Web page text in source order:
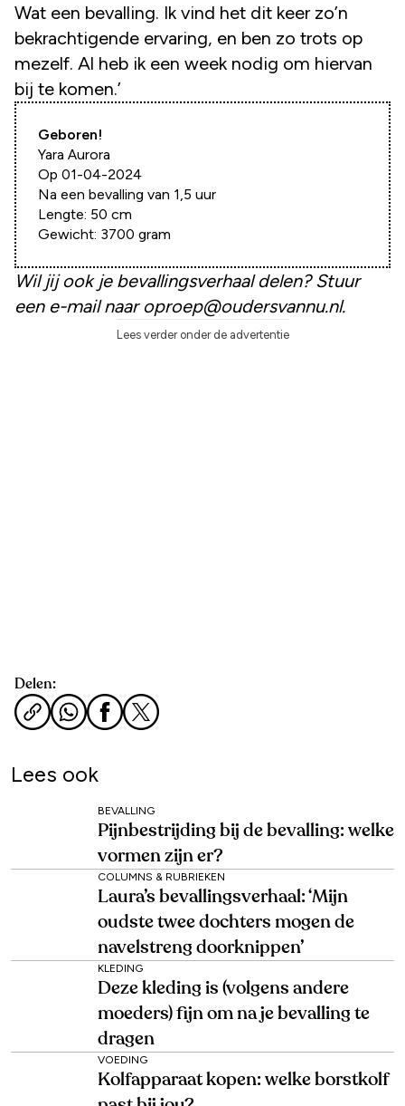
Wat een bevalling. Ik vind het dit keer zo’n
bekrachtigende ervaring, en ben zo trots op
mezelf. Al heb ik een week nodig om hiervan
bij te komen.’
Geboren!
Yara Aurora
Op 01-04-2024
Na een bevalling van 1,5 uur
Lengte: 50 cm
Gewicht: 3700 gram
Wil jij ook je bevallingsverhaal delen? Stuur
een e-mail naar oproep@oudersvannu.nl.
Lees verder onder de advertentie
Delen:
Lees ook
BEVALLING
Pijnbestrijding bij de bevalling: welke
vormen zijn er?
COLUMNS & RUBRIEKEN
Laura’s bevallingsverhaal: ‘Mijn
oudste twee dochters mogen de
navelstreng doorknippen’
KLEDING
Deze kleding is (volgens andere
moeders) fijn om na je bevalling te
dragen
VOEDING
Kolfapparaat kopen: welke borstkolf